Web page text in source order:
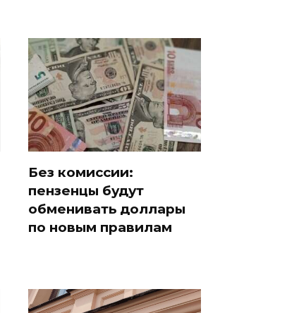
Без комиссии:
пензенцы будут
обменивать доллары
по новым правилам